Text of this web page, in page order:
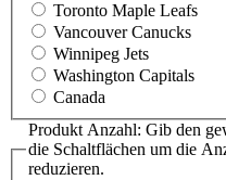
Toronto Maple Leafs
Vancouver Canucks
Winnipeg Jets
Washington Capitals
Canada
Produkt Anzahl: Gib den
die Schaltflächen um die
reduzieren.